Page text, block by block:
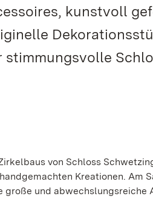
kunstvoll
stimmungsvolle
von Schloss
Kreationen. Am
große und